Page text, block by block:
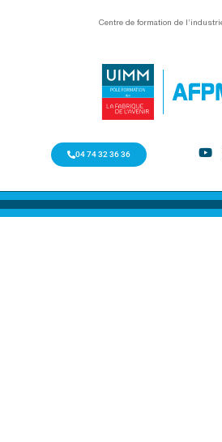
Centre de formation de
04 74 32 36 36